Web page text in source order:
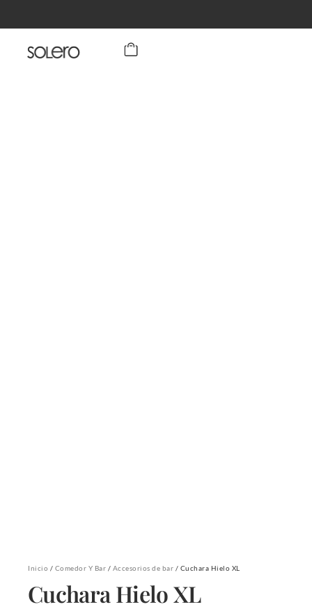
Inicio / Comedor Y Bar / Accesorios de bar / Cuchara Hielo XL
Cuchara Hielo XL